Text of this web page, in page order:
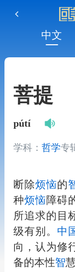
中文
菩提
pútí
学科： 哲学专
断除烦恼的
种烦恼障碍
所追求的目
级有别。 中
向，认为修
备的本性智